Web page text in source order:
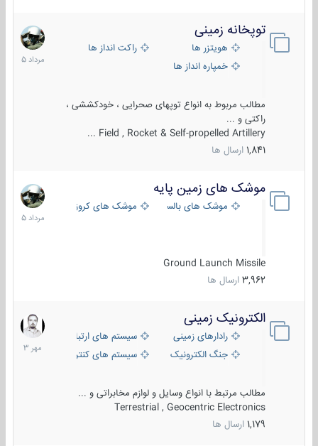
توپخانه زمینی
هویتزر ها
راکت انداز ها
خمپاره انداز ها
مطالب مربوط به انواع توپهای صحرایی ، خودکششی ،
راکتی و ...
Field , Rocket & Self-propelled Artillery ...
1,841 ارسال ها
9
مرداد
1405
موشک های زمین پایه
موشک های بالستیک موشک های کروز
Ground Launch Missile
3,962 ارسال ها
2
مرداد
1405
الکترونیک زمینی
رادارهای زمینی
سیستم های ارتباطی و جمع آوری
جنگ الکترونیک
سیستم های کنترل آتش و تجهیزات
مطالب مرتبط با انواع وسایل و لوازم مخابراتی و ...
Terrestrial , Geocentric Electronics
1,179 ارسال ها
1
مهر
1403